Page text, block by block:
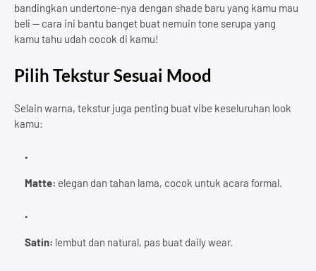
bandingkan undertone-nya dengan shade baru yang kamu mau
beli — cara ini bantu banget buat nemuin tone serupa yang
kamu tahu udah cocok di kamu!
Pilih Tekstur Sesuai Mood
Selain warna, tekstur juga penting buat vibe keseluruhan look
kamu:
Matte: elegan dan tahan lama, cocok untuk acara formal.
Satin: lembut dan natural, pas buat daily wear.